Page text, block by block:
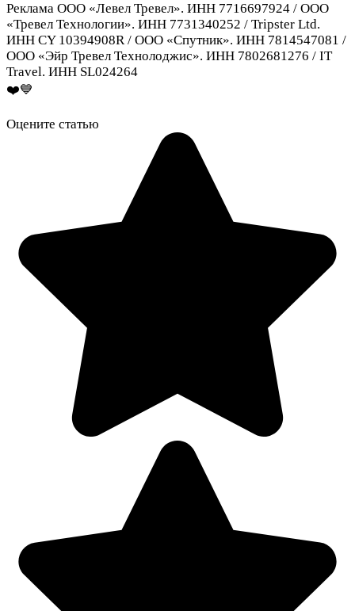
Реклама ООО «Левел Тревел». ИНН 7716697924 / ООО
«Тревел Технологии». ИНН 7731340252 / Tripster Ltd.
ИНН CY 10394908R / ООО «Спутник». ИНН 7814547081 /
ООО «Эйр Тревел Технолоджис». ИНН 7802681276 / IT
Travel. ИНН SL024264
❤️💙
Оцените статью